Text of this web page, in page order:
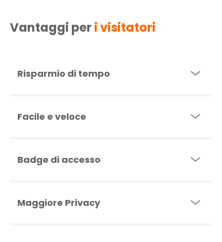
Vantaggi peri visitatori
Risparmio di tempo
Facile e veloce
Badge di accesso
Maggiore Privacy